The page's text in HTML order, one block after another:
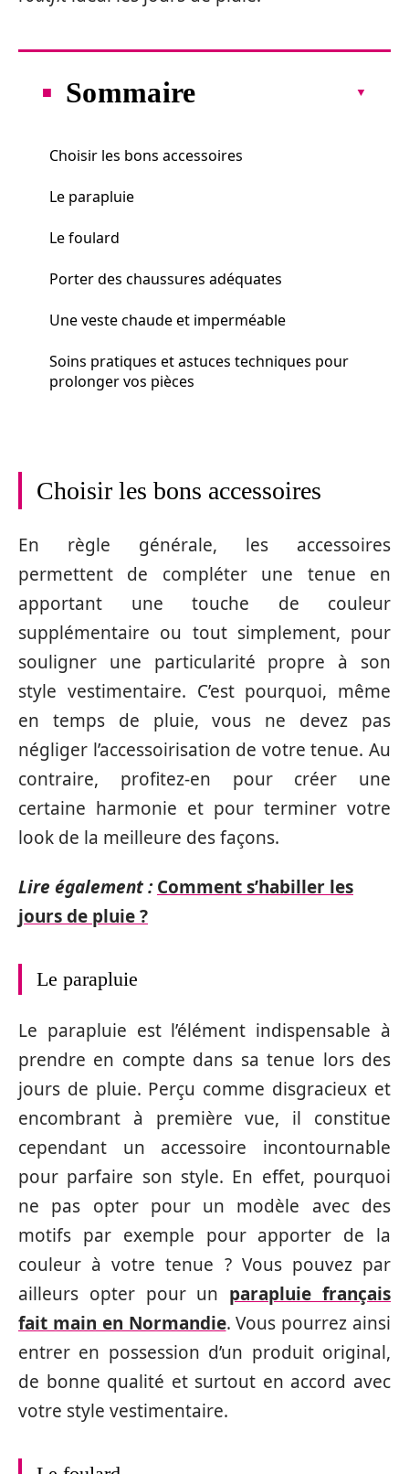
Sommaire
Choisir les bons accessoires
Le parapluie
Le foulard
Porter des chaussures adéquates
Une veste chaude et imperméable
Soins pratiques et astuces techniques pour
prolonger vos pièces
Choisir les bons accessoires
En règle générale, les accessoires
permettent de compléter une tenue en
apportant une touche de couleur
supplémentaire ou tout simplement, pour
souligner une particularité propre à son
style vestimentaire. C’est pourquoi, même
en temps de pluie, vous ne devez pas
négliger l’accessoirisation de votre tenue. Au
contraire, profitez-en pour créer une
certaine harmonie et pour terminer votre
look de la meilleure des façons.
Lire également : Comment s’habiller les
jours de pluie ?
Le parapluie
Le parapluie est l’élément indispensable à
prendre en compte dans sa tenue lors des
jours de pluie. Perçu comme disgracieux et
encombrant à première vue, il constitue
cependant un accessoire incontournable
pour parfaire son style. En effet, pourquoi
ne pas opter pour un modèle avec des
motifs par exemple pour apporter de la
couleur à votre tenue ? Vous pouvez par
ailleurs opter pour un parapluie français
fait main en Normandie. Vous pourrez ainsi
entrer en possession d’un produit original,
de bonne qualité et surtout en accord avec
votre style vestimentaire.